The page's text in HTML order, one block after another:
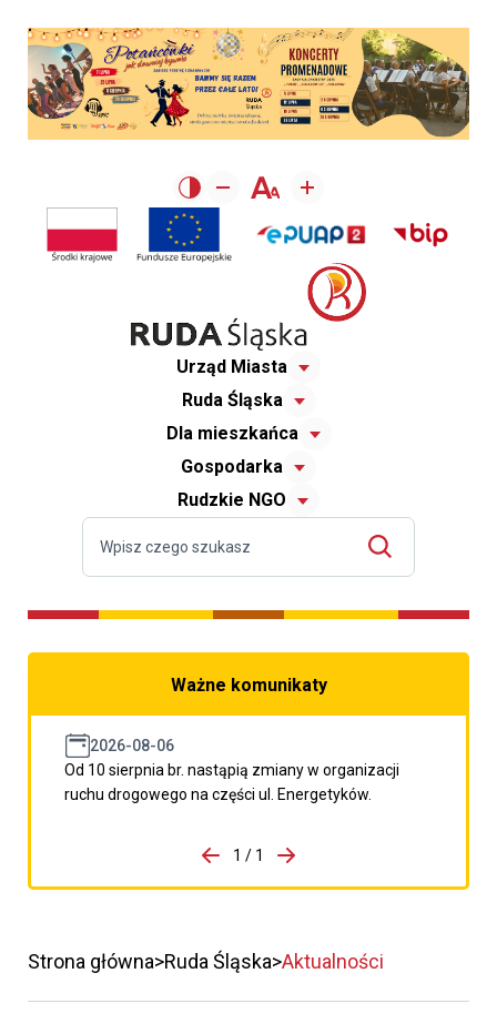
Urząd Miasta
Ruda Śląska
Dla mieszkańca
Gospodarka
Rudzkie NGO
Ważne komunikaty
2026-08-06
Od 10 sierpnia br. nastąpią zmiany w organizacji
ruchu drogowego na części ul. Energetyków.
porzpedniego komunikatu
1 / 1
Przejdź do następnego
Strona główna Ruda Śląska Aktualności